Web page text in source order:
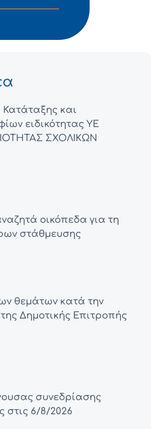
Κατάταξης και
ειδικότητας ΥΕ
ΣΧΟΛΙΚΩΝ
οικόπεδα για τη
στάθμευσης
θεμάτων κατά την
Δημοτικής Επιτροπής
συνεδρίασης
στις 6/8/2026